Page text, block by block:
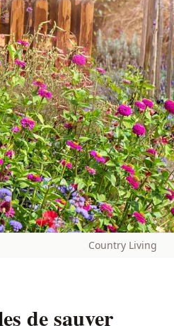
Country Living
de sauver